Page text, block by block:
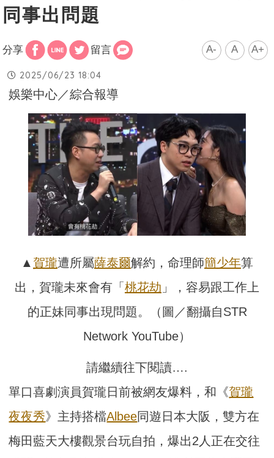
同事出問題
分享 留言 A- A A+
2025/06/23 18:04
娛樂中心／綜合報導
▲ 賀瓏遭所屬薩泰爾解約，命理師簡少年算
出，賀瓏未來會有「 桃花劫 」，容易跟工作上
的正妹同事出現問題。（圖／翻攝自STR
Network YouTube）
請繼續往下閱讀….
單口喜劇演員賀瓏日前被網友爆料，和《賀瓏
夜夜秀》主持搭檔Albee同遊日本大阪，雙方在
梅田藍天大樓觀景台玩自拍，爆出2人正在交往